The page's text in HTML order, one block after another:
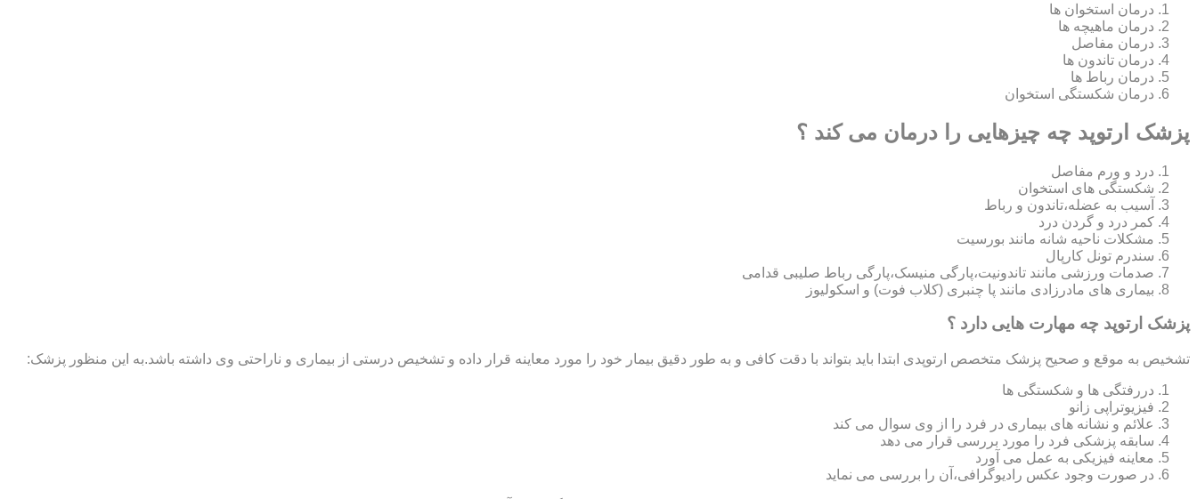
درمان استخوان ها
درمان ماهیچه ها
درمان مفاصل
درمان تاندون ها
درمان رباط ها
درمان شکستگی استخوان
پزشک ارتوپد چه چیزهایی را درمان می کند ؟
درد و ورم مفاصل
شکستگی های استخوان
آسیب به عضله،تاندون و رباط
کمر درد و گردن درد
مشکلات ناحیه شانه مانند بورسیت
سندرم تونل کارپال
صدمات ورزشی مانند تاندونیت،پارگی منیسک،پارگی رباط صلیبی قدامی
بیماری های مادرزادی مانند پا چنبری (کلاب فوت) و اسکولیوز
پزشک ارتوپد چه مهارت هایی دارد ؟
تشخیص به موقع و صحیح پزشک متخصص ارتوپدی ابتدا باید بتواند با دقت کافی و به طور دقیق بیمار خود را مورد معاینه قرار داده و تشخیص درستی از بیماری و ناراحتی وی داشته باشد.به این منظور پزشک:
دررفتگی ها و شکستگی ها
فیزیوتراپی زانو
علائم و نشانه های بیماری در فرد را از وی سوال می کند
سابقه پزشکی فرد را مورد بررسی قرار می دهد
معاینه فیزیکی به عمل می آورد
در صورت وجود عکس رادیوگرافی،آن را بررسی می‎ نماید